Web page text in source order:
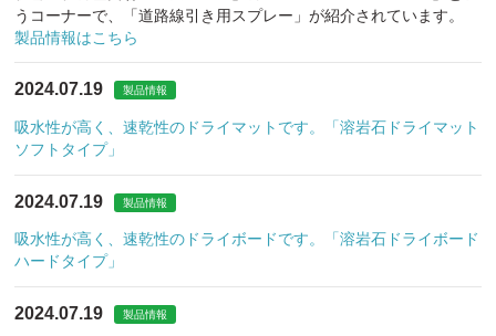
うコーナーで、「道路線引き用スプレー」が紹介されています。
製品情報はこちら
2024.07.19 製品情報
吸水性が高く、速乾性のドライマットです。「溶岩石ドライマット
ソフトタイプ」
2024.07.19 製品情報
吸水性が高く、速乾性のドライボードです。「溶岩石ドライボード
ハードタイプ」
2024.07.19 製品情報